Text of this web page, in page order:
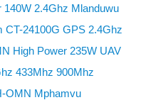
140W 2.4Ghz Mlanduwu
24100G GPS 2.4Ghz
High Power 235W UAV
433Mhz 900Mhz
OMN Mphamvu